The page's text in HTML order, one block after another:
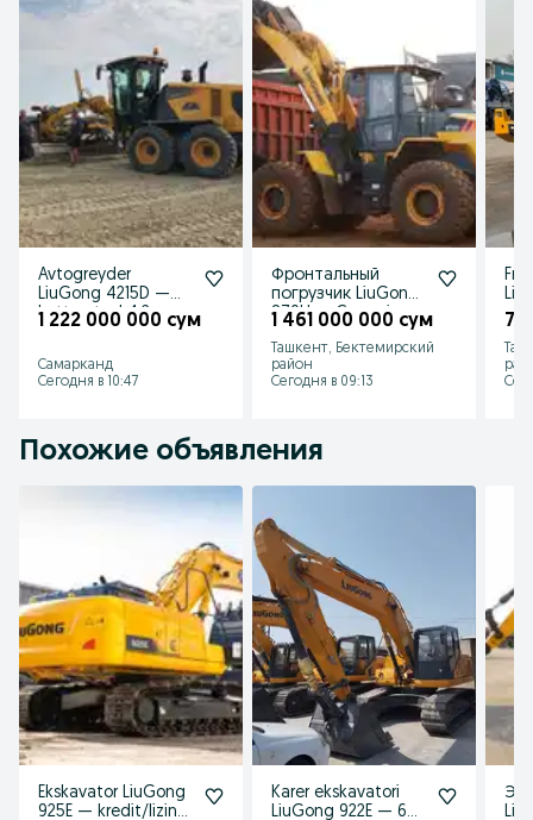
Avtogreyder
LiuGong 4215D —
katta otval 4,2m,
1 222 000 000 сум
Самарканд
Сегодня в 10:47
Фронтальный
погрузчик LiuGong
870H — Cummins,
1 461 000 000 сум
Ташкент, Бектемирский
район
Сегодня в 09:13
—
Похожие объявления
Ekskavator LiuGong
925E — kredit/lizing
Karer ekskavatori
LiuGong 922E — 6